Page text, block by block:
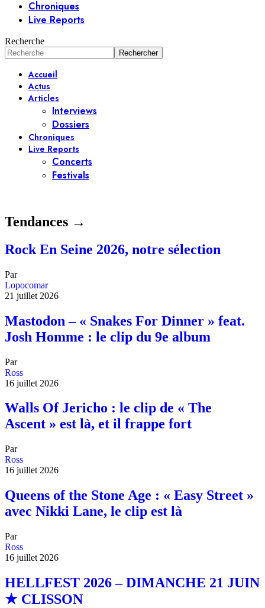
Chroniques
Live Reports
Recherche
Accueil
Actus
Articles
Interviews
Dossiers
Chroniques
Live Reports
Concerts
Festivals
Tendances →
Rock En Seine 2026, notre sélection
Par
Lopocomar
21 juillet 2026
Mastodon – « Snakes For Dinner » feat.
Josh Homme : le clip du 9e album
Par
Ross
16 juillet 2026
Walls Of Jericho : le clip de « The
Ascent » est là, et il frappe fort
Par
Ross
16 juillet 2026
Queens of the Stone Age : « Easy Street »
avec Nikki Lane, le clip est là
Par
Ross
16 juillet 2026
HELLFEST 2026 – DIMANCHE 21 JUIN
★ CLISSON